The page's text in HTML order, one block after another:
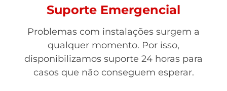
Suporte Emergencial
Problemas com instalações surgem a
qualquer momento. Por isso,
disponibilizamos suporte 24 horas para
casos que não conseguem esperar.